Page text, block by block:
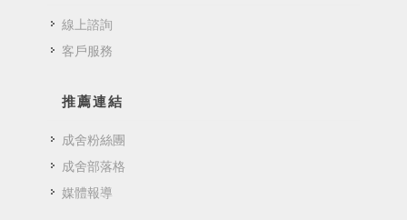
線上諮詢
客戶服務
推薦連結
成舍粉絲團
成舍部落格
媒體報導